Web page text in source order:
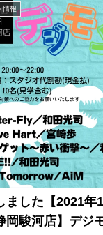
情報
ました【2021年
岡駿河店】デジ